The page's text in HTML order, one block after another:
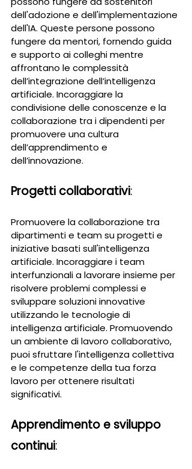
dell'adozione e dell'implementazione
dell'IA. Queste persone possono
fungere da mentori, fornendo guida
e supporto ai colleghi mentre
affrontano le complessità
dell’integrazione dell’intelligenza
artificiale. Incoraggiare la
condivisione delle conoscenze e la
collaborazione tra i dipendenti per
promuovere una cultura
dell’apprendimento e
dell’innovazione.
Progetti collaborativi:
Promuovere la collaborazione tra
dipartimenti e team su progetti e
iniziative basati sull'intelligenza
artificiale. Incoraggiare i team
interfunzionali a lavorare insieme per
risolvere problemi complessi e
sviluppare soluzioni innovative
utilizzando le tecnologie di
intelligenza artificiale. Promuovendo
un ambiente di lavoro collaborativo,
puoi sfruttare l'intelligenza collettiva
e le competenze della tua forza
lavoro per ottenere risultati
significativi.
Apprendimento e sviluppo
continui: